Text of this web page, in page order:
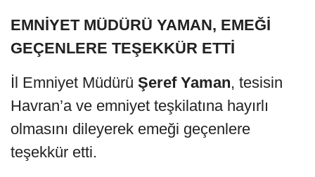
EMNİYET MÜDÜRÜ YAMAN, EMEĞİ
GEÇENLERE TEŞEKKÜR ETTİ
İl Emniyet Müdürü Şeref Yaman, tesisin
Havran’a ve emniyet teşkilatına hayırlı
olmasını dileyerek emeği geçenlere
teşekkür etti.